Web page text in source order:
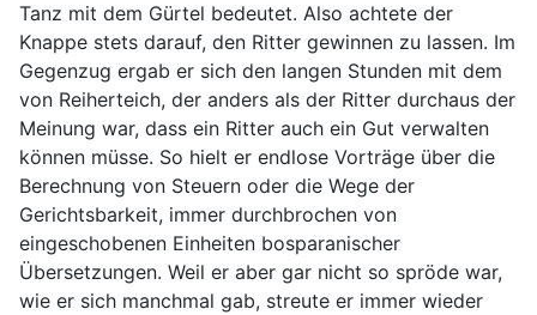
Tanz mit dem Gürtel bedeutet. Also achtete der
Knappe stets darauf, den Ritter gewinnen zu lassen. Im
Gegenzug ergab er sich den langen Stunden mit dem
von Reiherteich, der anders als der Ritter durchaus der
Meinung war, dass ein Ritter auch ein Gut verwalten
können müsse. So hielt er endlose Vorträge über die
Berechnung von Steuern oder die Wege der
Gerichtsbarkeit, immer durchbrochen von
eingeschobenen Einheiten bosparanischer
Übersetzungen. Weil er aber gar nicht so spröde war,
wie er sich manchmal gab, streute er immer wieder